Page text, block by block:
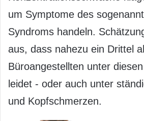
um Symptome des
Syndroms handeln.
aus, dass nahezu ein Drittel
Büroangestellten unter
leidet - oder auch unter
und Kopfschmerzen.